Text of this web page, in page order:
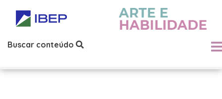
Buscar conteúdo